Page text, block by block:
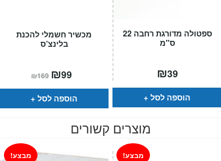
מכשיר חשמלי להכנת
בלינצ’ס
₪169 המחיר
המקורי
היה:
₪169.
₪99
הוא:
הוספה לסל
ספטולה מדורגת רחבה 22
ס"מ
₪39
הוספה לסל
מוצרים קשורים
מבצע! מבצע!